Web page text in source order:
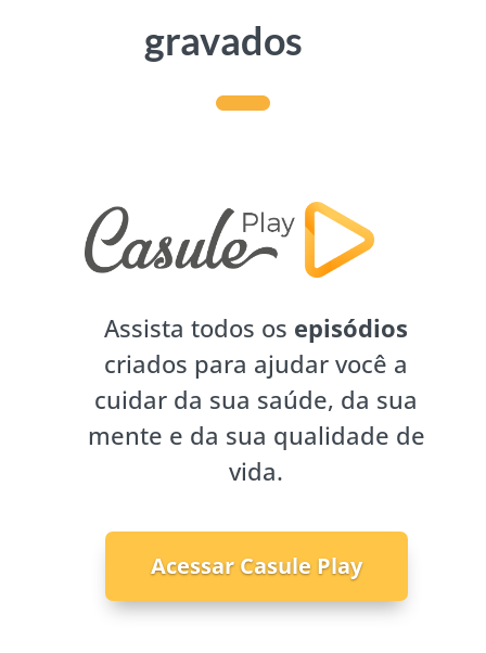
gravados
Assista todos os episódios
criados para ajudar você a
cuidar da sua saúde, da sua
mente e da sua qualidade de
vida.
Acessar Casule Play